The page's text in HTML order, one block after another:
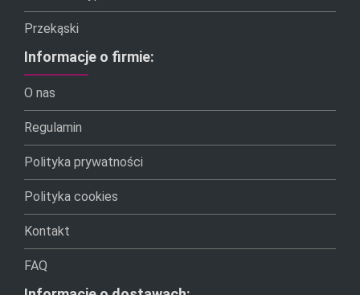
Przekąski
Informacje o firmie:
O nas
Regulamin
Polityka prywatności
Polityka cookies
Kontakt
FAQ